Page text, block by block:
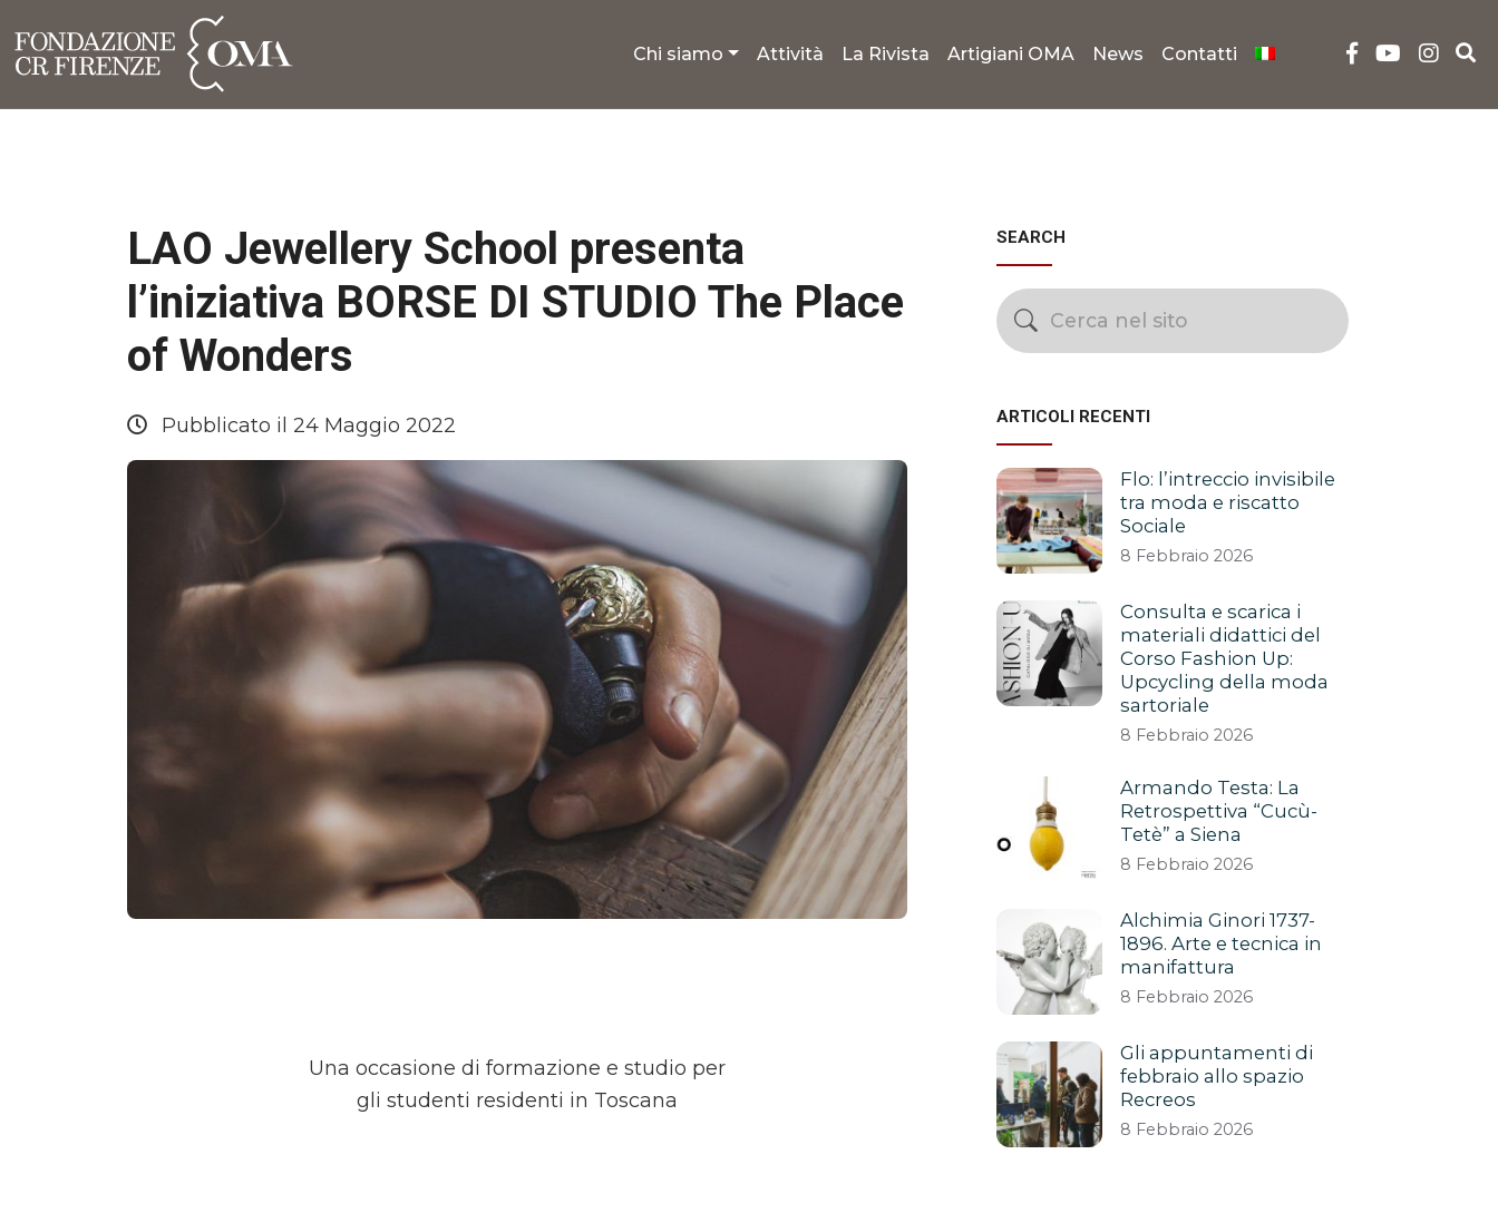
Chi siamo Attività La Rivista Artigiani OMA News Contatti
LAO Jewellery School presenta
l’iniziativa BORSE DI STUDIO The Place
of Wonders
Pubblicato il 24 Maggio 2022
Una occasione di formazione e studio per
gli studenti residenti in Toscana
SEARCH
ARTICOLI RECENTI
Flo: l’intreccio invisibile
tra moda e riscatto
Sociale
8 Febbraio 2026
Consulta e scarica i
materiali didattici del
Corso Fashion Up:
Upcycling della moda
sartoriale
8 Febbraio 2026
Armando Testa: La
Retrospettiva “Cucù-
Tetè” a Siena
8 Febbraio 2026
Alchimia Ginori 1737-
1896. Arte e tecnica in
manifattura
8 Febbraio 2026
Gli appuntamenti di
febbraio allo spazio
Recreos
8 Febbraio 2026